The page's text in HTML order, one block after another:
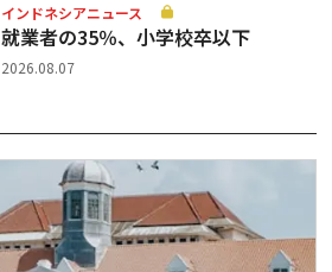
インドネシアニュース
就業者の35％、小学校卒以下
2026.08.07